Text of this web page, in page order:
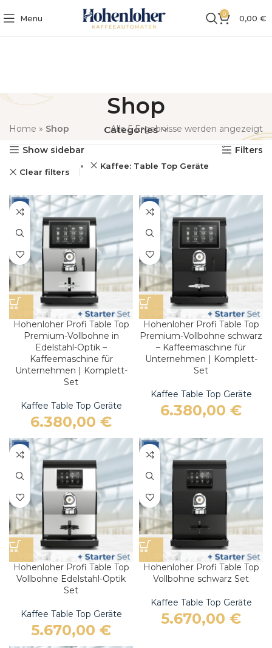
Menu 0 0,00 €
Shop
Categories
Home » Shop
Alle 5 Ergebnisse werden angezeigt
Show sidebar
Filters
Clear filters
Kaffee: Table Top Geräte
Hohenloher Profi Table Top
Premium-Vollbohne in
Edelstahl-Optik –
Kaffeemaschine für
Unternehmen | Komplett-
Set
Kaffee Table Top Geräte
6.380,00 €
Hohenloher Profi Table Top
Premium-Vollbohne schwarz
– Kaffeemaschine für
Unternehmen | Komplett-
Set
Kaffee Table Top Geräte
6.380,00 €
Hohenloher Profi Table Top
Vollbohne Edelstahl-Optik
Set
Kaffee Table Top Geräte
5.670,00 €
Hohenloher Profi Table Top
Vollbohne schwarz Set
Kaffee Table Top Geräte
5.670,00 €